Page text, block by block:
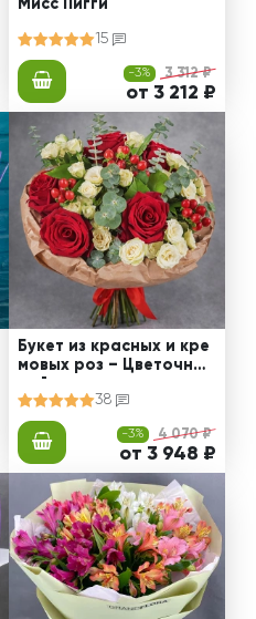
Мисс Пигги
15
-3% 3 312 ₽
от 3 212 ₽
Букет из красных и кре
мовых роз – Цветочный
38
-3% 4 070 ₽
от 3 948 ₽